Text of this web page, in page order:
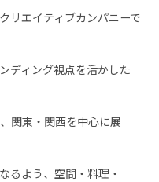
リエイティブカンパニーで
ディング視点を活かした
関東・関西を中心に展
るよう、空間・料理・